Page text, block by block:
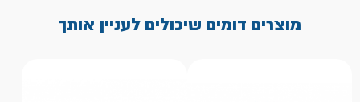
מוצרים דומים שיכולים לעניין אותך